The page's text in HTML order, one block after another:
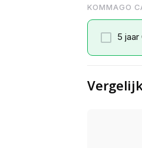
KOMMAGO
5 jaar